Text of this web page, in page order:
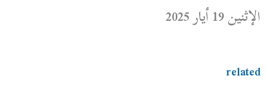
الإثنين 19 أيار 2025
related